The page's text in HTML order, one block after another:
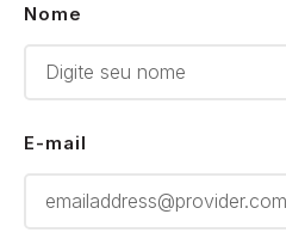
Nome
E-mail